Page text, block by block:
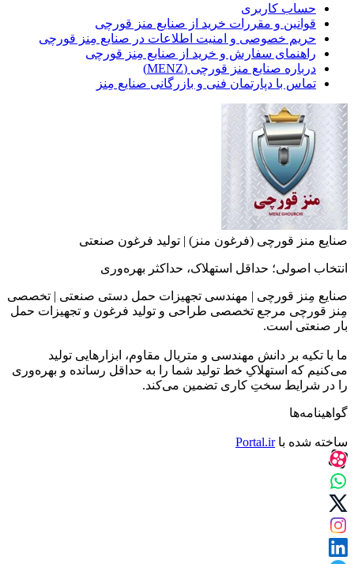
حساب کاربری
قوانین و مقررات خرید از صنایع منز قورچی
حریم خصوصی و امنیت اطلاعات در صنایع مِنز قورچی
راهنمای سفارش و خرید از صنایع مِنز قورچی
درباره صنایع منز قورچی (MENZ)
تماس با دپارتمان فنی و بازرگانی صنایع مِنز
صنایع منز قورچی (فرغون منز) | تولید فرغون صنعتی
انتخاب اصولی؛ حداقل استهلاک، حداکثر بهره‌وری
صنایع مِنز قورچی | مهندسی تجهیزات حمل دستی صنعتی | تخصصی
مِنز قورچی مرجع تخصصی طراحی و تولید فرغون و تجهیزات حمل
بار صنعتی است.
ما با تکیه بر دانش مهندسی و متریال مقاوم، ابزارهایی تولید
می‌کنیم که استهلاکِ خط تولید شما را به حداقل رسانده و بهره‌وری
را در شرایط سختِ کاری تضمین می‌کند.
گواهینامه‌ها
ساخته شده باPortal.ir